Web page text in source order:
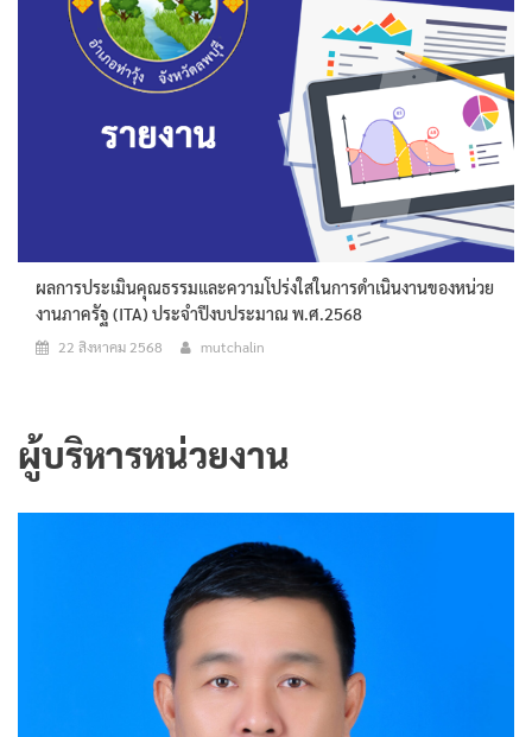
ผลการประเมินคุณธรรมและความโปร่งใสในการดำเนินงานของหน่วย
งานภาครัฐ (ITA) ประจำปีงบประมาณ พ.ศ.2568
22 สิงหาคม 2568 mutchalin
ผู้บริหารหน่วยงาน